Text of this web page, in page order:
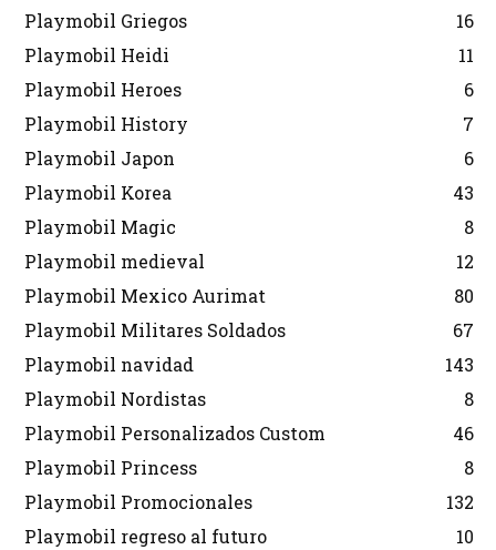
Playmobil Griegos
16
Playmobil Heidi
11
Playmobil Heroes
6
Playmobil History
7
Playmobil Japon
6
Playmobil Korea
43
Playmobil Magic
8
Playmobil medieval
12
Playmobil Mexico Aurimat
80
Playmobil Militares Soldados
67
Playmobil navidad
143
Playmobil Nordistas
8
Playmobil Personalizados Custom
46
Playmobil Princess
8
Playmobil Promocionales
132
Playmobil regreso al futuro
10